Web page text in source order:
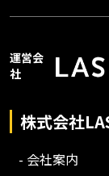
運営会
社
株式会社
- 会社案内